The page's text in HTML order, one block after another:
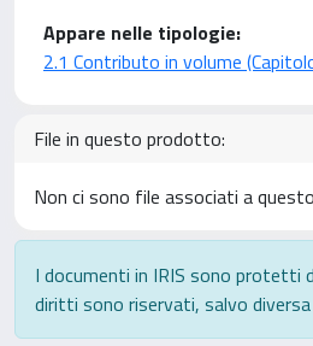
Appare nelle tipologie:
2.1 Contributo in volume
File in questo prodotto:
Non ci sono file associati a
I documenti in IRIS sono protetti
diritti sono riservati, salvo diversa